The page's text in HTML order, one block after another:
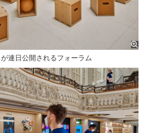
が連日公開されるフォーラム